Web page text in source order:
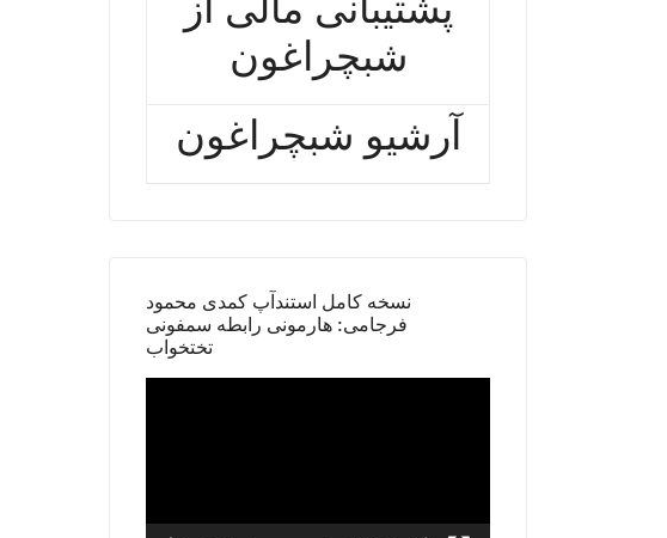
شبچراغون
آرشیو شبچراغون
نسخه کامل استندآپ کمدی محمود
فرجامی: هارمونی رابطه سمفونی
تختخواب